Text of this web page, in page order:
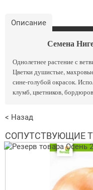
Описание
Семена
Однолетнее растение с
Цветки душистые,
сине-голубой окрасок.
клумб, цветников,
< Назад
СОПУТСТВУЮЩИЕ